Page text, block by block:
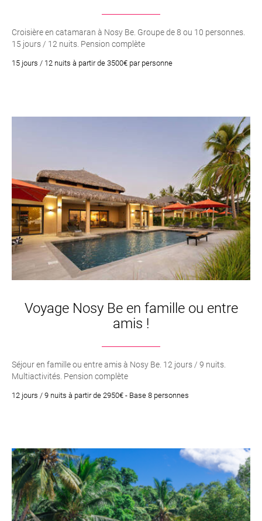
Croisière en catamaran à Nosy Be. Groupe de 8 ou 10 personnes.
15 jours / 12 nuits. Pension complète
15 jours / 12 nuits à partir de 3500€ par personne
Voyage Nosy Be en famille ou entre
amis !
Séjour en famille ou entre amis à Nosy Be. 12 jours / 9 nuits.
Multiactivités. Pension complète
12 jours / 9 nuits à partir de 2950€ - Base 8 personnes